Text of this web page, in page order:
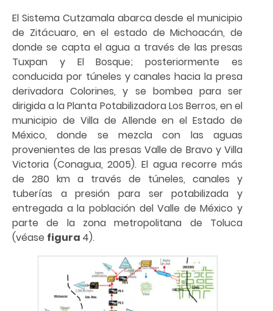
El Sistema Cutzamala abarca desde el municipio
de Zitácuaro, en el estado de Michoacán, de
donde se capta el agua a través de las presas
Tuxpan y El Bosque; posteriormente es
conducida por túneles y canales hacia la presa
derivadora Colorines, y se bombea para ser
dirigida a la Planta Potabilizadora Los Berros, en el
municipio de Villa de Allende en el Estado de
México, donde se mezcla con las aguas
provenientes de las presas Valle de Bravo y Villa
Victoria (Conagua, 2005). El agua recorre más
de 280 km a través de túneles, canales y
tuberías a presión para ser potabilizada y
entregada a la población del Valle de México y
parte de la zona metropolitana de Toluca
(véase figura 4).